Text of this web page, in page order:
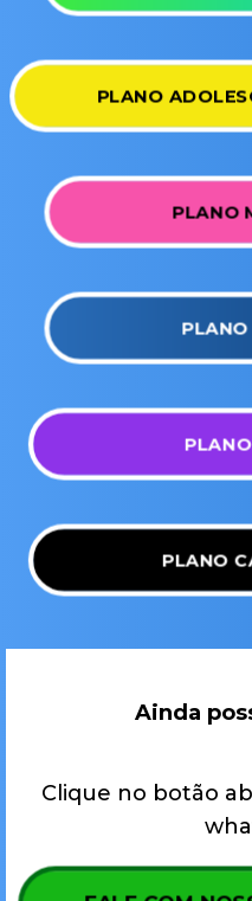
PLANO
PLANO
PLANO
PLANO
Ainda
Clique no botão